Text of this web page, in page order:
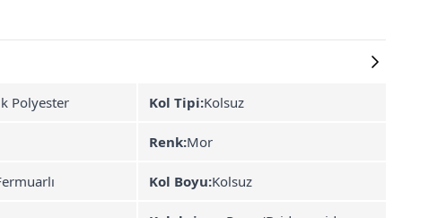
Polyester Kol Tipi:Kolsuz
Renk:Mor
Kol Boyu:Kolsuz